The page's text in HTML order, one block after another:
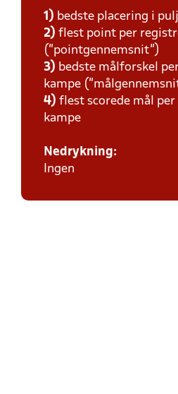
1) bedste placering i
2) flest point per
(”pointgennemsnit”)
3) bedste målforskel
kampe
4) flest scorede mål
kampe
Nedrykning:
Ingen